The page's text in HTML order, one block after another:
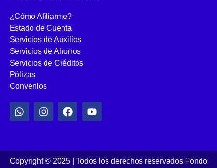
¿Cómo Afiliarme?
Estado de Cuenta
Servicios de Auxilios
Servicios de Ahorros
Servicios de Créditos
Pólizas
Convenios
Copyright © 2025 | Todos los derechos reservados Fondo